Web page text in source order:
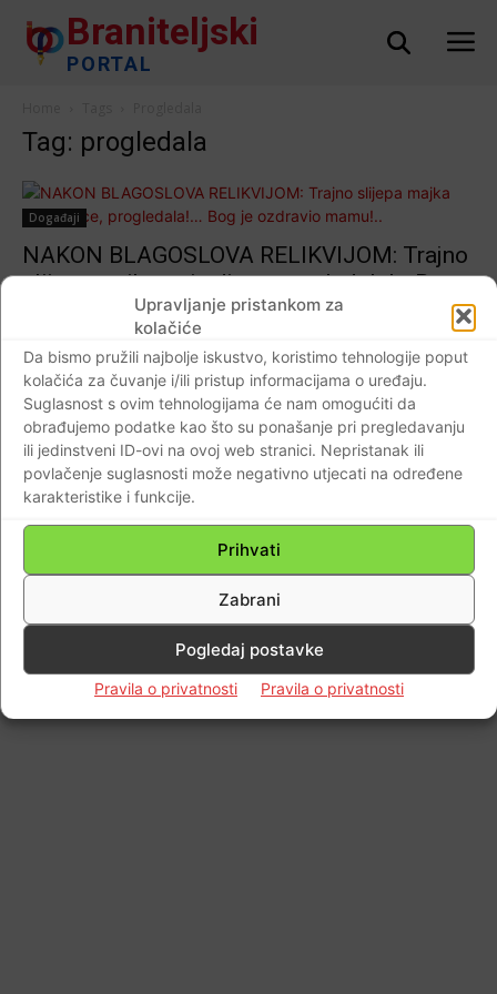
Upravljanje pristankom za
kolačiće
Da bismo pružili najbolje iskustvo, koristimo tehnologije poput
kolačića za čuvanje i/ili pristup informacijama o uređaju.
Suglasnost s ovim tehnologijama će nam omogućiti da
obrađujemo podatke kao što su ponašanje pri pregledavanju
ili jedinstveni ID-ovi na ovoj web stranici. Nepristanak ili
povlačenje suglasnosti može negativno utjecati na određene
karakteristike i funkcije.
Prihvati
Zabrani
Pogledaj postavke
Pravila o privatnosti Pravila o privatnosti
Braniteljski
PORTAL
Tag: progledala
Događaji
NAKON BLAGOSLOVA RELIKVIJOM: Trajno
slijepa majka troje djece, progledala!… Bog
je ozdravio mamu!..
Impressum Kontaktirajte nas Pravila o privatnosti
© Newspaper WordPress Theme by TagDiv